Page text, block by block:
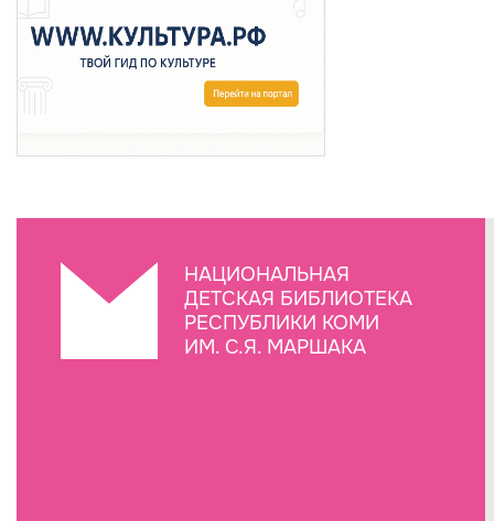
НАЦИОНАЛЬНАЯ
ДЕТСКАЯ БИБЛИОТЕКА
РЕСПУБЛИКИ КОМИ
ИМ. С.Я. МАРШАКА